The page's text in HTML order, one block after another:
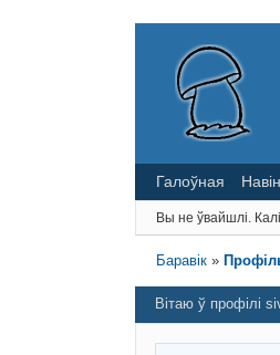
Галоўная
Вы не ўвайшлі.
Баравік »
Вітаю ў профілі